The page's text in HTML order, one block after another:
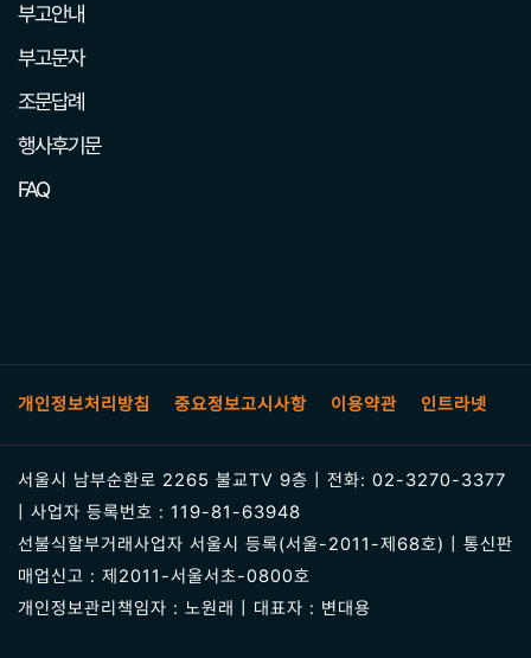
부고안내
부고문자
조문답례
행사후기문
FAQ
개인정보처리방침 중요정보고시사항 이용약관 인트라넷
서울시 남부순환로 2265 불교TV 9층 | 전화: 02-3270-3377
| 사업자 등록번호 : 119-81-63948
선불식할부거래사업자 서울시 등록(서울-2011-제68호) | 통신판
매업신고 : 제2011-서울서초-0800호
개인정보관리책임자 : 노원래 | 대표자 : 변대용